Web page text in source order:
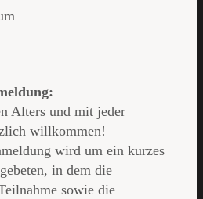
Alters und mit jeder
willkommen!
wird um ein kurzes
in dem die
sowie die